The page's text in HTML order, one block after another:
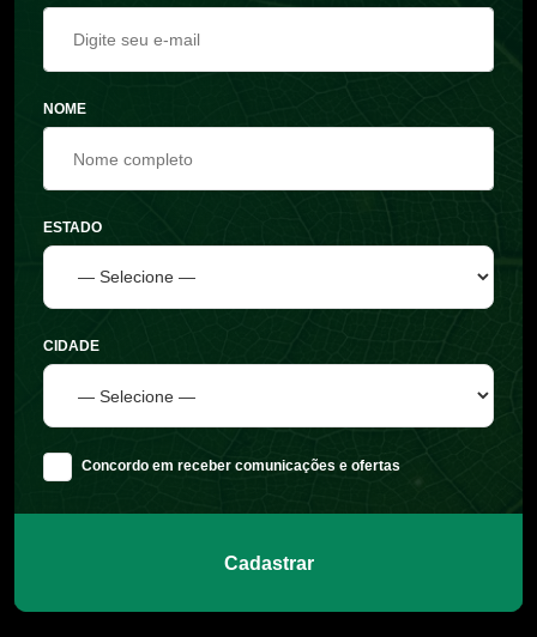
NOME
ESTADO
CIDADE
Concordo em receber comunicações e ofertas
Cadastrar